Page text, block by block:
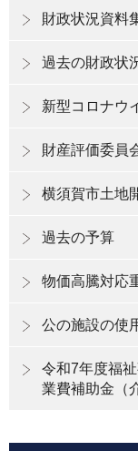
財政状況資料
過去の財政状
新型コロナウ
財産評価委員
横須賀市土地
過去の予算
物価高騰対応
公の施設の使
令和7年度福
業費補助金（